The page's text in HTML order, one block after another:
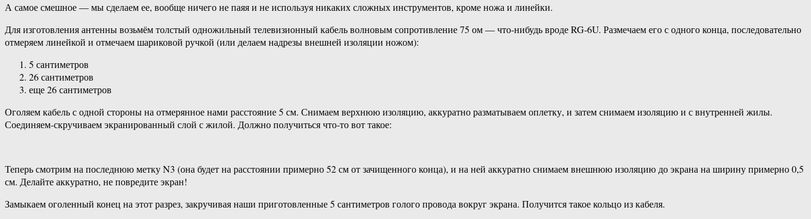
А самое смешное — мы сделаем ее, вообще ничего не паяя и не используя никаких сложных инструментов, кроме ножа и линейки.
Для изготовления антенны возьмём толстый одножильный телевизионный кабель волновым сопротивление 75 ом — что-нибудь вроде RG-6U. Размечаем его с одного конца, последовательно
отмеряем линейкой и отмечаем шариковой ручкой (или делаем надрезы внешней изоляции ножом):
5 сантиметров
26 сантиметров
еще 26 сантиметров
Оголяем кабель с одной стороны на отмерянное нами расстояние 5 см. Снимаем верхнюю изоляцию, аккуратно разматываем оплетку, и затем снимаем изоляцию и с внутренней жилы.
Соединяем-скручиваем экранированный слой с жилой. Должно получиться что-то вот такое:
Теперь смотрим на последнюю метку N3 (она будет на расстоянии примерно 52 см от зачищенного конца), и на ней аккуратно снимаем внешнюю изоляцию до экрана на ширину примерно 0,5
см. Делайте аккуратно, не повредите экран!
Замыкаем оголенный конец на этот разрез, закручивая наши приготовленные 5 сантиметров голого провода вокруг экрана. Получится такое кольцо из кабеля.